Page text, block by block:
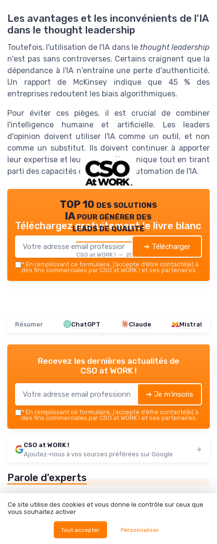
Les avantages et les inconvénients de l'IA
dans le thought leadership
Toutefois, l'utilisation de l'IA dans le thought leadership
n'est pas sans controverses. Certains craignent que la
dépendance à l'IA n'entraîne une perte d'authenticité.
Un rapport de McKinsey indique que 45 % des
entreprises redoutent les biais algorithmiques.
Pour éviter ces pièges, il est crucial de combiner
l'intelligence humaine et artificielle. Les leaders
d'opinion doivent utiliser l'IA comme un outil, et non
comme un substitut. Ils doivent continuer à apporter
leur expertise et leur perspective unique tout en tirant
parti des capacités d'analyse et d'automation de l'IA.
TOP 10 des solutions
IA pour générer des
leads de qualité
CSO at WORK ! — 2026
Téléchargez gratuitement le livre blanc
➔ Télécharger
* En remplissant ce formulaire, j’accepte d’être contacté(e) à
des fins commerciales par CSO at WORK ! et ses partenaires.
Résumer ChatGPT Claude Mistral
Recevez les dernières actualités de
CSO at WORK !
➔ Je m'inscris
* En remplissant ce formulaire, j’accepte d’être contacté(e) à
des fins commerciales par CSO at WORK ! et ses partenaires.
CSO at WORK !
Ajoutez-nous à vos sources préférées sur Google
Parole d'experts
Ce site utilise des cookies et vous donne le contrôle sur ceux que
vous souhaitez activer
Tout accepter Personnaliser